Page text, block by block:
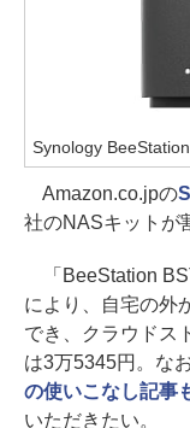
Synology
Amazon.co.jpの
社のNASキットが
「BeeStation
により、自宅の外
でき、クラウドス
は3万5345円。な
の使いこなし記事
いただきたい。